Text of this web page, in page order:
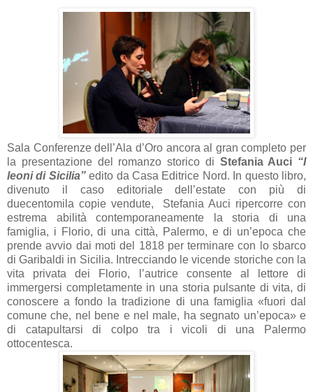
Sala Conferenze dell’Ala d’Oro ancora al gran completo per
la presentazione del romanzo storico di Stefania Auci “I
leoni di Sicilia”edito da Casa Editrice Nord. In questo libro,
divenuto il caso editoriale dell’estate con più di
duecentomila copie vendute,
Stefania Auci ripercorre con
estrema abilità contemporaneamente la storia di una
famiglia, i Florio, di una città, Palermo, e di un’epoca che
prende avvio dai moti del 1818 per terminare con lo sbarco
di Garibaldi in Sicilia. Intrecciando le vicende storiche con la
vita privata dei Florio, l’autrice consente al lettore di
immergersi completamente in una storia pulsante di vita, di
conoscere a fondo la tradizione di una famiglia «fuori dal
comune che, nel bene e nel male, ha segnato un’epoca» e
di catapultarsi di colpo tra i vicoli di una Palermo
ottocentesca.